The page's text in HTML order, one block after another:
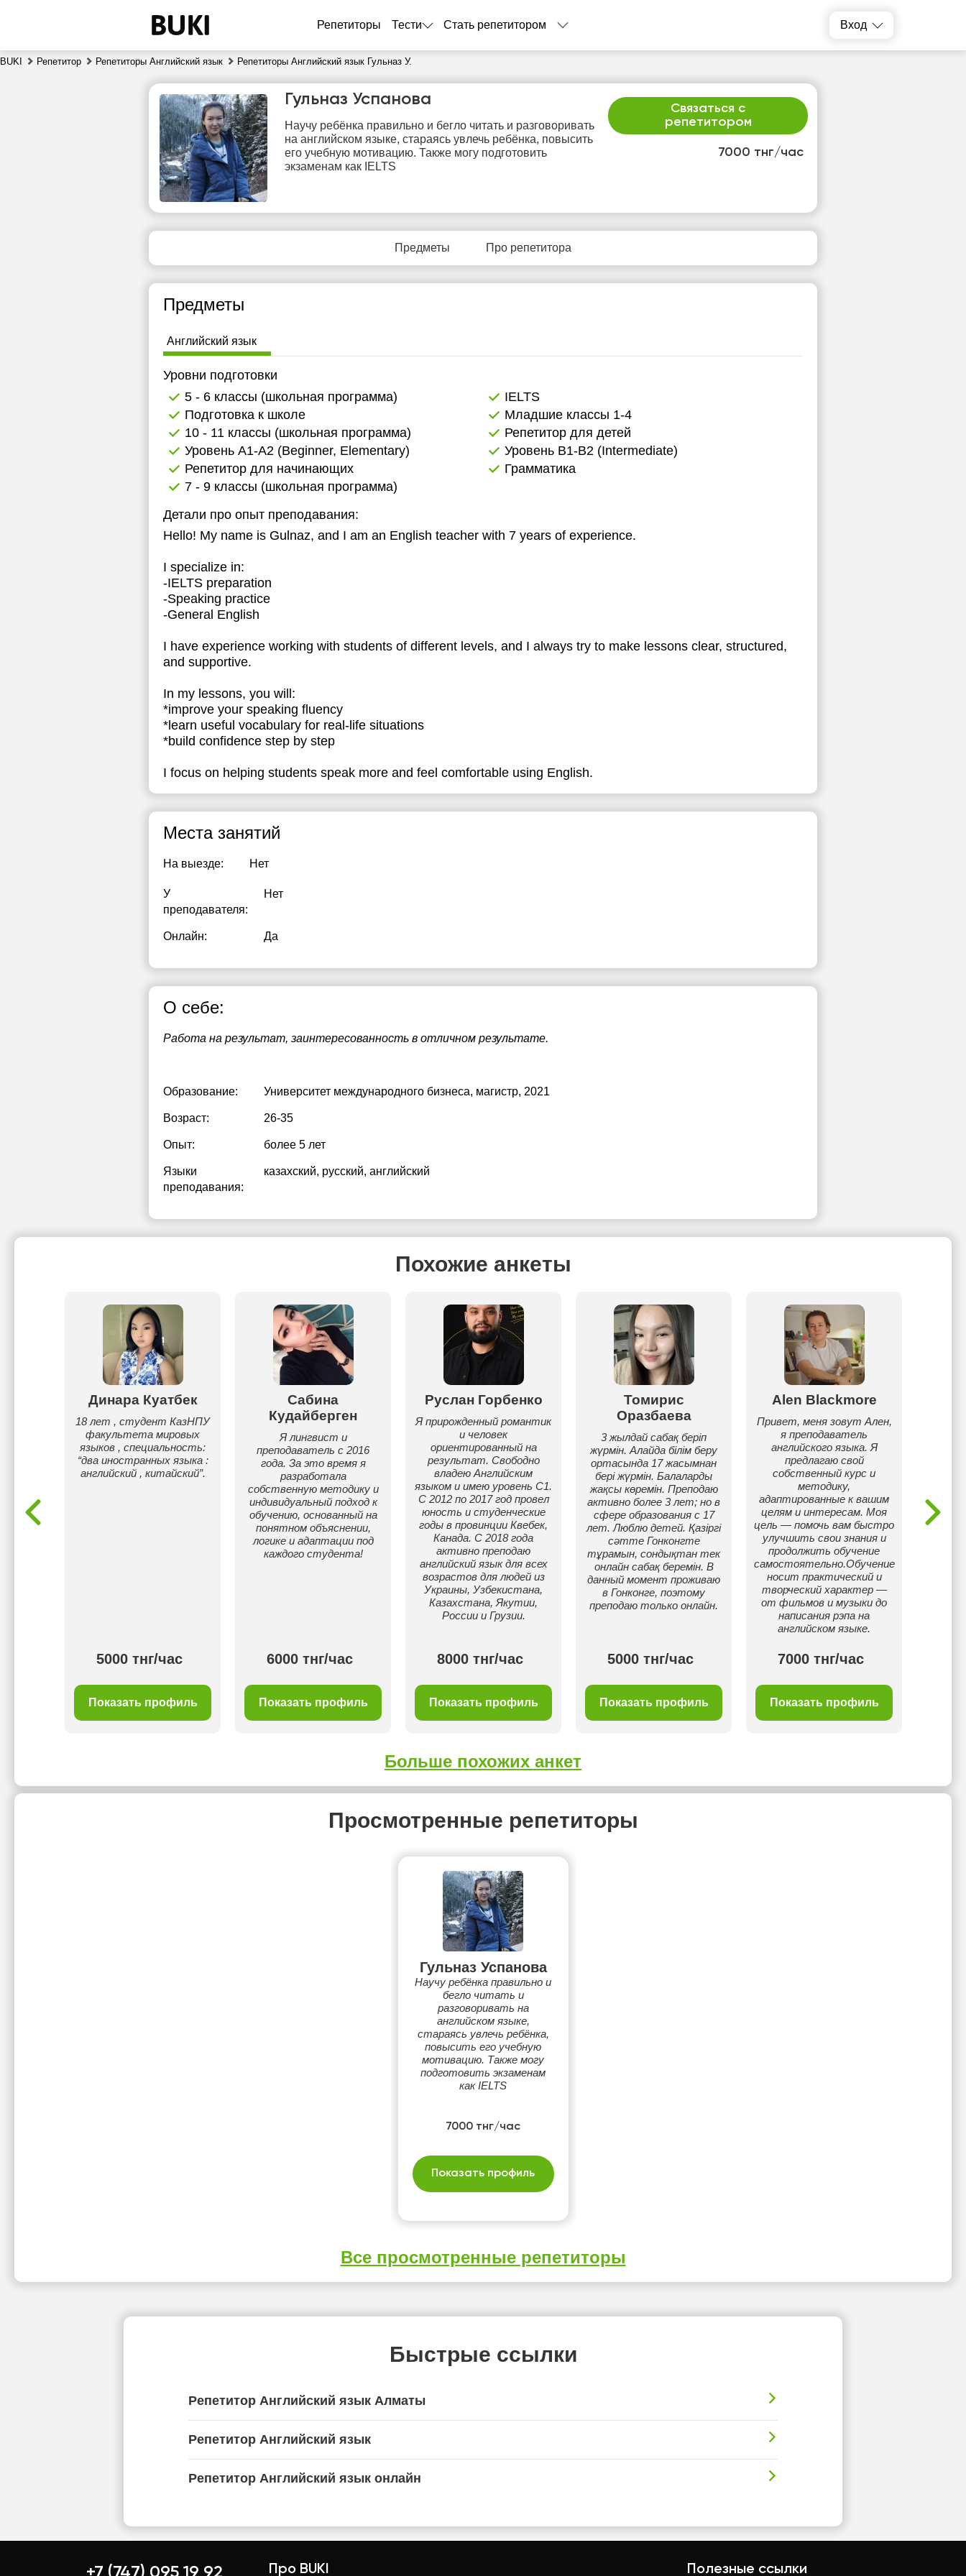
Репетиторы Тести Стать репетитором Вход
BUKI Репетитор Репетиторы Английский язык Репетиторы Английский язык Гульназ У.
7000 тнг/час
Связаться с
репетитором
Гульназ Успанова
Научу ребёнка правильно и бегло читать и разговоривать
на английском языке, стараясь увлечь ребёнка, повысить
его учебную мотивацию. Также могу подготовить
экзаменам как IELTS
Предметы Про репетитора
Предметы
Английский язык
Уровни подготовки
5 - 6 классы (школьная программа)
IELTS
Подготовка к школе
Младшие классы 1-4
10 - 11 классы (школьная программа)
Репетитор для детей
Уровень А1-А2 (Beginner, Elementary)
Уровень B1-B2 (Intermediate)
Репетитор для начинающих
Грамматика
7 - 9 классы (школьная программа)
Детали про опыт преподавания:
Hello! My name is Gulnaz, and I am an English teacher with 7 years of experience.
I specialize in:
-IELTS preparation
-Speaking practice
-General English
I have experience working with students of different levels, and I always try to make lessons clear, structured,
and supportive.
In my lessons, you will:
*improve your speaking fluency
*learn useful vocabulary for real-life situations
*build confidence step by step
I focus on helping students speak more and feel comfortable using English.
Места занятий
На выезде: Нет
У
преподавателя:
Нет
Онлайн: Да
О себе:
Работа на результат, заинтересованность в отличном результате.
Образование: Университет международного бизнеса, магистр, 2021
Возраст: 26-35
Опыт: более 5 лет
Языки
преподавания:
казахский, русский, английский
Похожие анкеты
Динара Куатбек
18 лет , студент КазНПУ
факультета мировых
языков , специальность:
“два иностранных языка :
английский , китайский”.
5000 тнг/час
Показать профиль
Сабина
Кудайберген
Я лингвист и
преподаватель с 2016
года. За это время я
разработала
собственную методику и
индивидуальный подход к
обучению, основанный на
понятном объяснении,
логике и адаптации под
каждого студента!
6000 тнг/час
Показать профиль
Руслан Горбенко
Я прирожденный романтик
и человек
ориентированный на
результат. Свободно
владею Английским
языком и имею уровень С1.
С 2012 по 2017 год провел
юность и студенческие
годы в провинции Квебек,
Канада. С 2018 года
активно преподаю
английский язык для всех
возрастов для людей из
Украины, Узбекистана,
Казахстана, Якутии,
России и Грузии.
8000 тнг/час
Показать профиль
Томирис
Оразбаева
3 жылдай сабақ беріп
жүрмін. Алайда білім беру
ортасында 17 жасымнан
бері жүрмін. Балаларды
жақсы көремін. Преподаю
активно более 3 лет; но в
сфере образования с 17
лет. Люблю детей. Қазіргі
сәтте Гонконгте
тұрамын, сондықтан тек
онлайн сабақ беремін. В
данный момент проживаю
в Гонконге, поэтому
преподаю только онлайн.
5000 тнг/час
Показать профиль
Alen Blackmore
Привет, меня зовут Ален,
я преподаватель
английского языка. Я
предлагаю свой
собственный курс и
методику,
адаптированные к вашим
целям и интересам. Моя
цель — помочь вам быстро
улучшить свои знания и
продолжить обучение
самостоятельно.Обучение
носит практический и
творческий характер —
от фильмов и музыки до
написания рэпа на
английском языке.
7000 тнг/час
Показать профиль
Больше похожих анкет
Просмотренные репетиторы
Гульназ Успанова
Научу ребёнка правильно и
бегло читать и
разговоривать на
английском языке,
стараясь увлечь ребёнка,
повысить его учебную
мотивацию. Также могу
подготовить экзаменам
как IELTS
7000 тнг/час
Показать профиль
Все просмотренные репетиторы
Быстрые ссылки
Репетитор Английский язык Алматы
Репетитор Английский язык
Репетитор Английский язык онлайн
пт
7
8
9
10
11
12
13
свободных
17:30
17:00
17:30
19:30
Нет
свободных
Нет
свободных
свободных
свободных
+7 (747) 095 19 92 Про BUKI Полезные ссылки